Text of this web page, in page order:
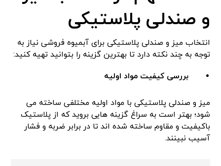
و صندلی پلاستیکی
انتخاب میز و صندلی پلاستیکی برای آبمیوه فروشی نیاز به
توجه به چند نکته دارد تا بهترین گزینه را بتوانید تهیه کنید:
بررسی کیفیت مواد اولیه
میز و صندلی پلاستیکی با مواد اولیه مختلفی ساخته می
شود؛ بهتر است به سراغ گزینه هایی بروید که از پلاستیک
باکیفیت و مقاوم ساخته شده اند تا در برابر ضربه و فشار
آسیب نبینند.